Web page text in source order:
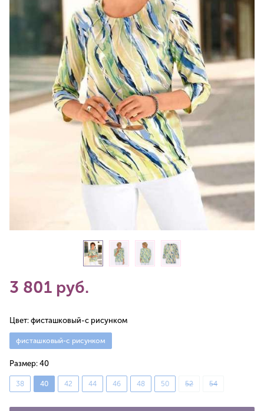
3 801 руб.
Цвет: фисташковый-с рисунком
фисташковый-с рисунком
Размер: 40
38 40 42 44 46 48 50 52 54